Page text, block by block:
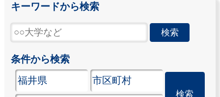
キーワードから検索
条件から検索